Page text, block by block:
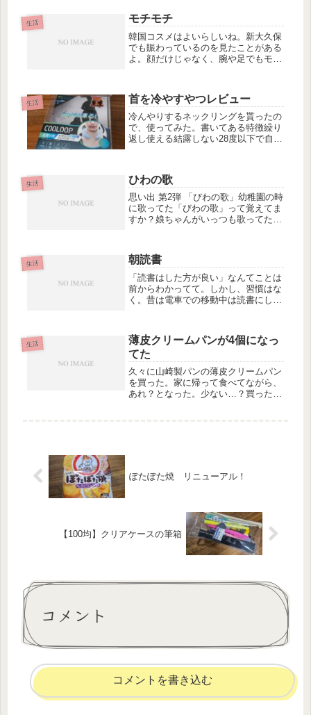
長さは１cmくらい。とりあえずネッ
トで検索。すると、『宝毛（たから
げ）...
生活 モチモチ
韓国コスメはよいらしいね。新大久保
でも賑わっているのを見たことがある
よ。顔だけじゃなく、腕や足でもモチ
たらすぐに止めてね。めげずに頑張る
必要はないよ。お母さんの友達は、大
分...
生活 首を冷やすやつレビュー
冷んやりするネックリングを貰ったの
で、使ってみた。書いてある特徴繰り
返し使える結露しない28度以下で自然
ど、特に問題はなし。使い終わりは汗
が付いているので、サッと水洗いして
拭...
生活 ひわの歌
思い出 第2弾 「びわの歌」幼稚園の時
に歌ってた「びわの歌」って覚えてま
すか？娘ちゃんがいっつも歌ってたん
ていました。なので、ずっと幼稚園の
先生がアドリブで作った歌なのだろ...
生活 朝読書
「読書はした方が良い」なんてことは
前からわかってて。しかし、習慣はな
く。昔は電車での移動中は読書にして
るか。と予定を組んでみるが気分にな
れず。気分になったと思えば、それは
他...
生活
薄皮クリームパンが4個になっ
てた
久々に山崎製パンの薄皮クリームパン
を買った。家に帰って食べてながら、
あれ？となった。少ない…？買ったと
ぽたぽた焼 リニューアル！
【100均】クリアケースの筆箱
コメント
コメントを書き込む